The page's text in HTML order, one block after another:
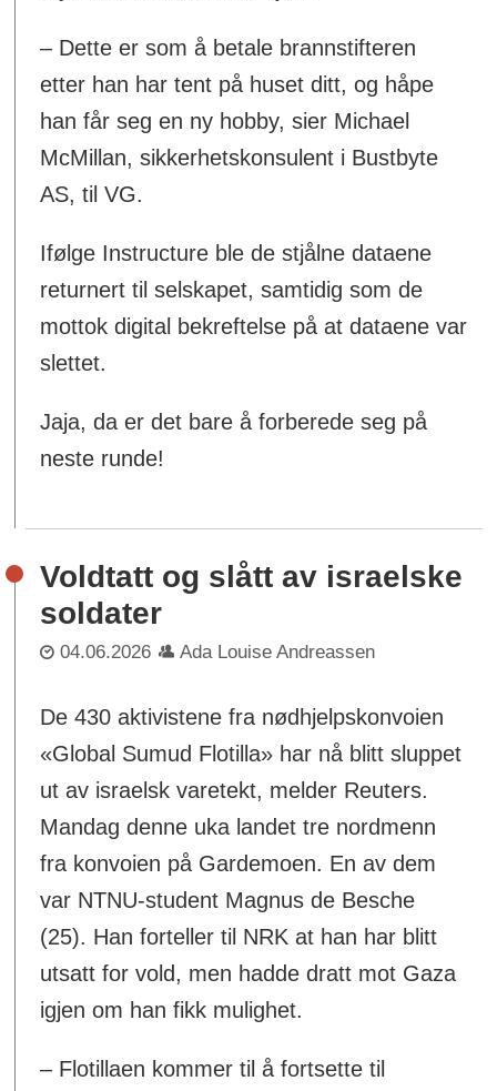
– Dette er som å betale brannstifteren
etter han har tent på huset ditt, og håpe
han får seg en ny hobby, sier Michael
McMillan, sikkerhetskonsulent i Bustbyte
AS, til VG.
Ifølge Instructure ble de stjålne dataene
returnert til selskapet, samtidig som de
mottok digital bekreftelse på at dataene var
slettet.
Jaja, da er det bare å forberede seg på
neste runde!
Voldtatt og slått av israelske
soldater
04.06.2026 Ada Louise Andreassen
De 430 aktivistene fra nødhjelpskonvoien
«Global Sumud Flotilla» har nå blitt sluppet
ut av israelsk varetekt, melder Reuters.
Mandag denne uka landet tre nordmenn
fra konvoien på Gardemoen. En av dem
var NTNU-student Magnus de Besche
(25). Han forteller til NRK at han har blitt
utsatt for vold, men hadde dratt mot Gaza
igjen om han fikk mulighet.
– Flotillaen kommer til å fortsette til